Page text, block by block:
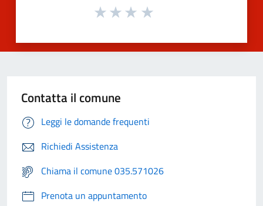
Contatta il comune
Leggi le domande frequenti
Richiedi Assistenza
Chiama il comune 035.571026
Prenota un appuntamento